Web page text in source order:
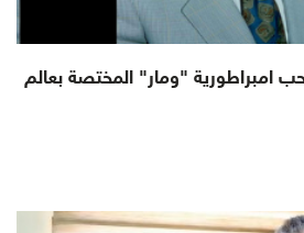
امبراطورية "ومار" المختصة بعالم